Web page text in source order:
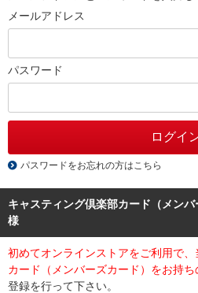
メールアドレス
パスワード
パスワードをお忘れの方はこちら
キャスティング倶楽部カード（メン
様
初めてオンラインストアをご利用で
カード（メンバーズカード）をお持ち
登録を行って下さい。